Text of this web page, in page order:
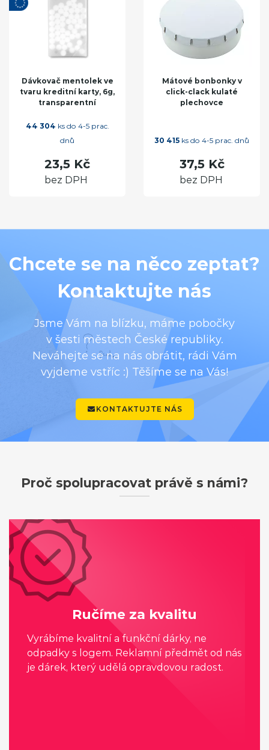
Dávkovač mentolek ve
tvaru kreditní karty, 6g,
transparentní
44 304 ks do 4-5 prac.
dnů
23,5 Kč
bez DPH
Mátové bonbonky v
click-clack kulaté
plechovce
30 415 ks do 4-5 prac. dnů
37,5 Kč
bez DPH
Chcete se na něco zeptat?
Kontaktujte nás
Jsme Vám na blízku, máme pobočky
v šesti městech České republiky.
Neváhejte se na nás obrátit, rádi Vám
vyjdeme vstříc :) Těšíme se na Vás!
KONTAKTUJTE NÁS
Proč spolupracovat právě s námi?
Ručíme za kvalitu
Vyrábíme kvalitní a funkční dárky, ne
odpadky s logem. Reklamní předmět od nás
je dárek, který udělá opravdovou radost.